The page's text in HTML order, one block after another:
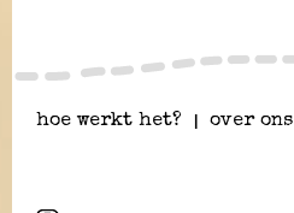
hoe werkt het? over ons